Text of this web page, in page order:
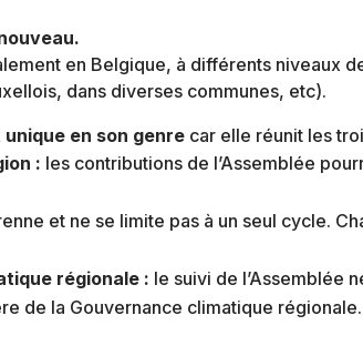
en Belgique, à différents niveaux
dans diverses communes, etc).
en son genre car elle réunit les
: les contributions de l’Assemblée
et ne se limite pas à un seul cycle.
régionale : le suivi de l’Assemblée
de la Gouvernance climatique régionale.